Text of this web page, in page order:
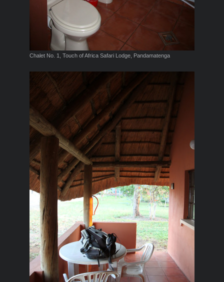
Chalet No. 1, Touch of Africa Safari Lodge, Pandamatenga